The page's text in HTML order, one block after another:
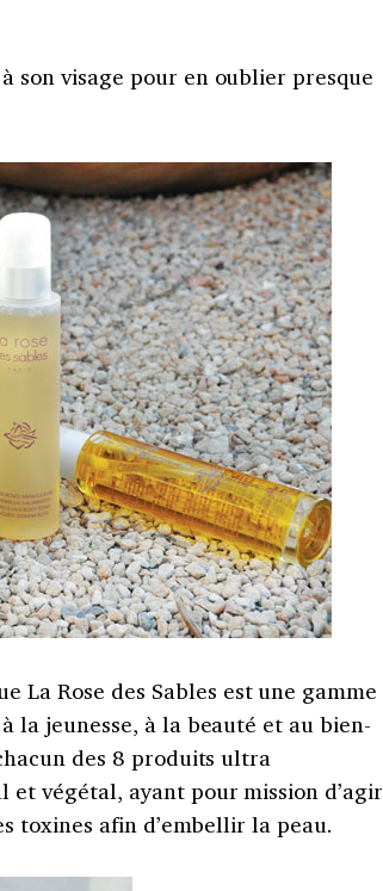
son visage pour en oublier presque
La Rose des Sables est une gamme
la jeunesse, à la beauté et au bien-
des 8 produits ultra
végétal, ayant pour mission d’agir
toxines afin d’embellir la peau.